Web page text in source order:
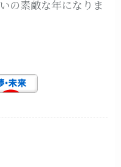
の素敵な年になりま